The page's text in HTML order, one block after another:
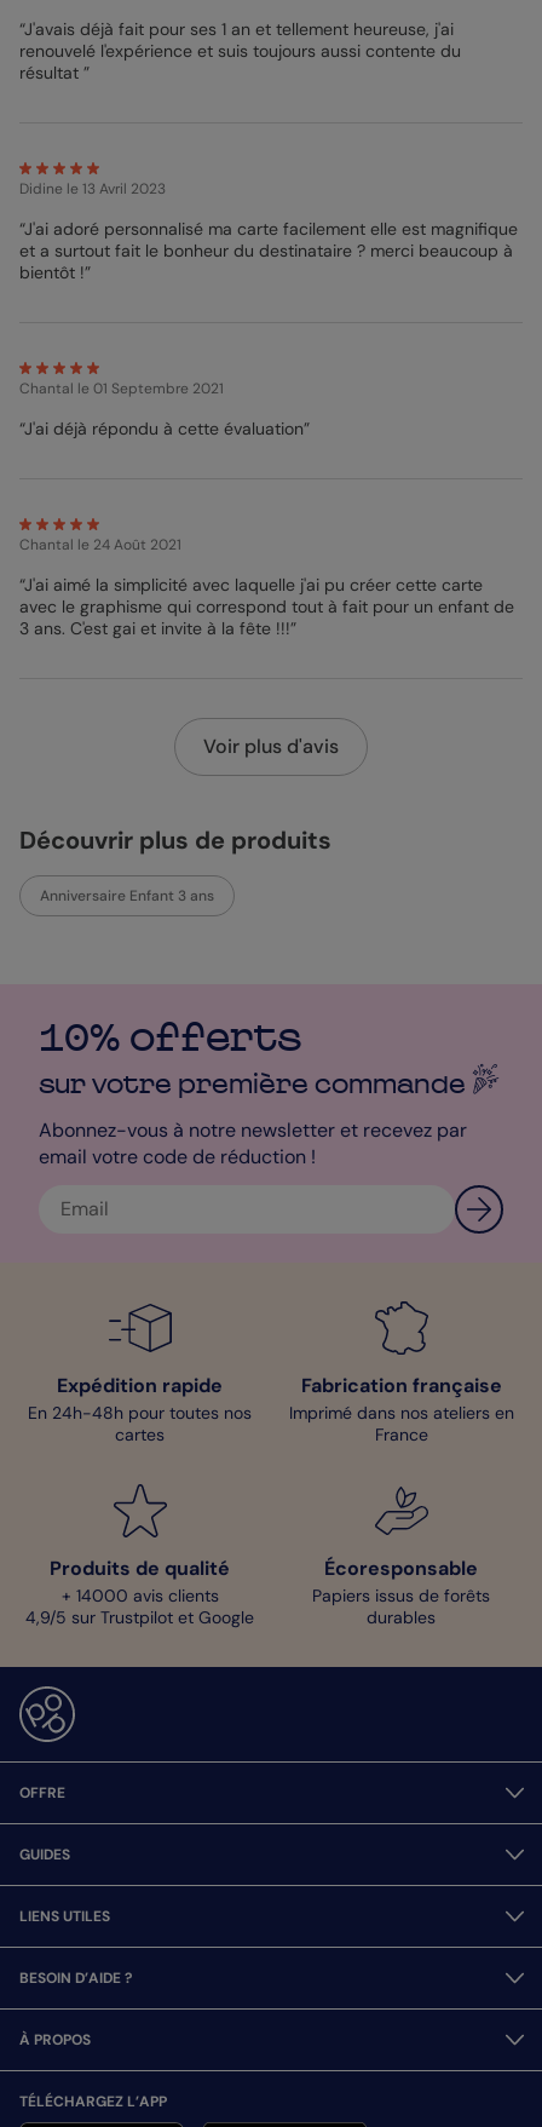
“J'avais déjà fait pour ses 1 an et tellement heureuse, j'ai
renouvelé l'expérience et suis toujours aussi contente du
résultat ”
Didine le 13 Avril 2023
“J'ai adoré personnalisé ma carte facilement elle est magnifique
et a surtout fait le bonheur du destinataire ? merci beaucoup à
bientôt !”
Chantal le 01 Septembre 2021
“J'ai déjà répondu à cette évaluation”
Chantal le 24 Août 2021
“J'ai aimé la simplicité avec laquelle j'ai pu créer cette carte
avec le graphisme qui correspond tout à fait pour un enfant de
3 ans. C'est gai et invite à la fête !!!”
Voir plus d'avis
Découvrir plus de produits
Anniversaire Enfant 3 ans
10% offerts
sur votre première commande
Abonnez-vous à notre newsletter et recevez par
email votre code de réduction !
Expédition rapide
En 24h-48h pour toutes nos
cartes
Fabrication française
Imprimé dans nos ateliers en
France
Produits de qualité
+ 14000 avis clients
4,9/5 sur Trustpilot et Google
Écoresponsable
Papiers issus de forêts
durables
OFFRE
GUIDES
LIENS UTILES
BESOIN D’AIDE ?
À PROPOS
TÉLÉCHARGEZ L’APP